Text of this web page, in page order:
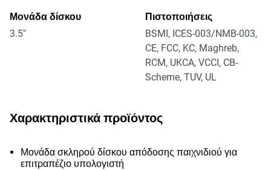
Μονάδα δίσκου
3.5"
Πιστοποιήσεις
BSMI, ICES-003/NMB-003,
CE, FCC, KC, Maghreb,
RCM, UKCA, VCCI, CB-
Scheme, TUV, UL
Χαρακτηριστικά προϊόντος
Μονάδα σκληρού δίσκου απόδοσης παιχνιδιού για
επιτραπέζιο υπολογιστή